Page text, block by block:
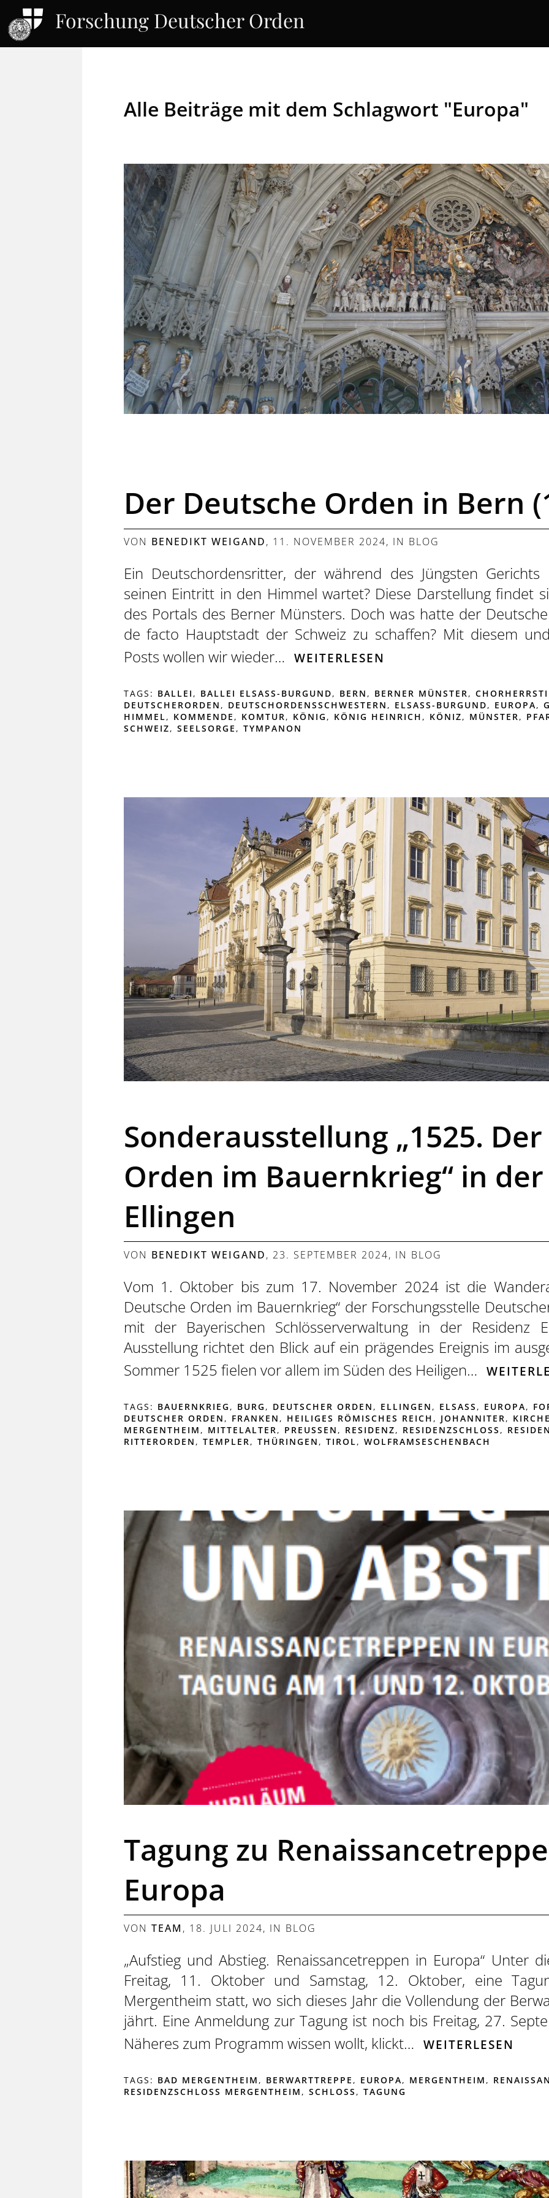
Forschung Deutscher Orden
Alle Beiträge mit dem Schlagwort "Europa"
Der Deutsche Orden in Bern
VON BENEDIKT WEIGAND, 11. NOVEMBER 2024, IN BLOG
Ein Deutschordensritter, der während des Jüngsten
seinen Eintritt in den Himmel wartet? Diese Darstellung findet
des Portals des Berner Münsters. Doch was hatte der
de facto Hauptstadt der Schweiz zu schaffen? Mit diesem
Posts wollen wir wieder… WEITERLESEN
TAGS: BALLEI , BALLEI ELSASS-BURGUND, BERN , BERNER MÜNSTER ,
DEUTSCHERORDEN , DEUTSCHORDENSSCHWESTERN , ELSASS-BURGUND, EUROPA,
HIMMEL , KOMMENDE , KOMTUR , KÖNIG , KÖNIG HEINRICH , KÖNIZ, MÜNSTER ,
SCHWEIZ, SEELSORGE , TYMPANON
Sonderausstellung „1525.
Orden im Bauernkrieg“ in der
Ellingen
VON BENEDIKT WEIGAND, 23. SEPTEMBER 2024, IN BLOG
Vom 1. Oktober bis zum 17. November 2024 ist die
Deutsche Orden im Bauernkrieg“ der Forschungsstelle
mit der Bayerischen Schlösserverwaltung in der Residenz
Ausstellung richtet den Blick auf ein prägendes Ereignis im
Sommer 1525 fielen vor allem im Süden des Heiligen…
TAGS: BAUERNKRIEG , BURG , DEUTSCHER ORDEN , ELLINGEN , ELSASS , EUROPA,
DEUTSCHER ORDEN , FRANKEN , HEILIGES RÖMISCHES REICH , JOHANNITER ,
MERGENTHEIM , MITTELALTER , PREUSSEN , RESIDENZ, RESIDENZSCHLOSS ,
RITTERORDEN , TEMPLER , THÜRINGEN , TIROL , WOLFRAMSESCHENBACH
Tagung zu
Europa
VON TEAM , 18. JULI 2024, IN BLOG
„Aufstieg und Abstieg. Renaissancetreppen in Europa“ Unter
Freitag, 11. Oktober und Samstag, 12. Oktober, eine
Mergentheim statt, wo sich dieses Jahr die Vollendung der
jährt. Eine Anmeldung zur Tagung ist noch bis Freitag, 27.
Näheres zum Programm wissen wollt, klickt… WEITERLESEN
TAGS: BAD MERGENTHEIM , BERWARTTREPPE , EUROPA, MERGENTHEIM ,
RESIDENZSCHLOSS MERGENTHEIM , SCHLOSS , TAGUNG